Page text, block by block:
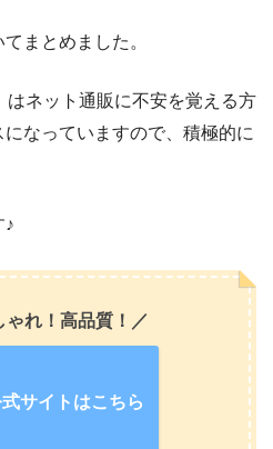
まとめました。
ネット通販に不安を覚える方
なっていますので、積極的に
♪
ゃれ！高品質！／
サイトはこちら